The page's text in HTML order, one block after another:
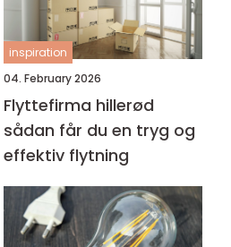
inspiration
04. February 2026
Flyttefirma hillerød
sådan får du en tryg og
effektiv flytning